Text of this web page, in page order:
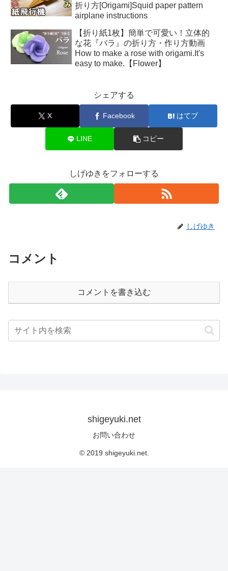
折り方[Origami]Squid paper pattern
airplane instructions
【折り紙1枚】簡単で可愛い！立体的
な花『バラ』の折り方・作り方動画
How to make a rose with origami.It's
easy to make.【Flower】
シェアする
X Facebook はてブ
LINE コピー
しげゆきをフォローする
しげゆき
コメント
コメントを書き込む
shigeyuki.net
お問い合わせ
© 2019 shigeyuki.net.